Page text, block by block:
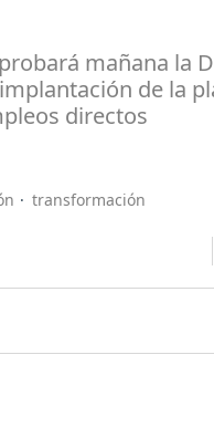
mañana la
de la
directos
transformación